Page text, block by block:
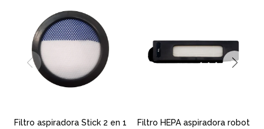
Filtro aspiradora Stick 2 en 1
Filtro HEPA aspiradora robot